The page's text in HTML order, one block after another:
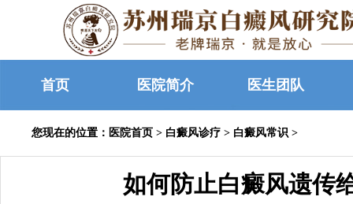
首页 医院简介 医生团队
您现在的位置： 医院首页 > 白癜风诊疗 > 白癜风常识 >
如何防止白癜风遗传